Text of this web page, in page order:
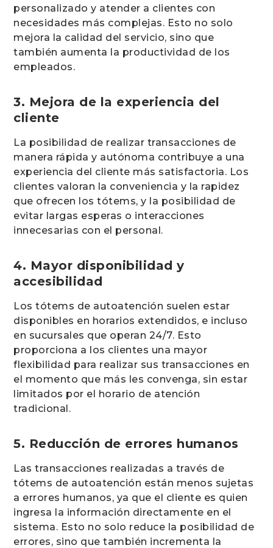
personalizado y atender a clientes con
necesidades más complejas. Esto no solo
mejora la calidad del servicio, sino que
también aumenta la productividad de los
empleados.
3. Mejora de la experiencia del
cliente
La posibilidad de realizar transacciones de
manera rápida y autónoma contribuye a una
experiencia del cliente más satisfactoria. Los
clientes valoran la conveniencia y la rapidez
que ofrecen los tótems, y la posibilidad de
evitar largas esperas o interacciones
innecesarias con el personal.
4. Mayor disponibilidad y
accesibilidad
Los tótems de autoatención suelen estar
disponibles en horarios extendidos, e incluso
en sucursales que operan 24/7. Esto
proporciona a los clientes una mayor
flexibilidad para realizar sus transacciones en
el momento que más les convenga, sin estar
limitados por el horario de atención
tradicional.
5. Reducción de errores humanos
Las transacciones realizadas a través de
tótems de autoatención están menos sujetas
a errores humanos, ya que el cliente es quien
ingresa la información directamente en el
sistema. Esto no solo reduce la posibilidad de
errores, sino que también incrementa la